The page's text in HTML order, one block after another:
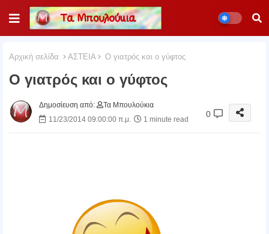
Αρχική σελίδα ΑΣΤΕΙΑ Ο γιατρός και ο γύφτος
Ο γιατρός και ο γύφτος
Δημοσίευση από:
Τα Μπουλούκια
11/23/2014 09:00:00 π.μ.
1 minute read
0